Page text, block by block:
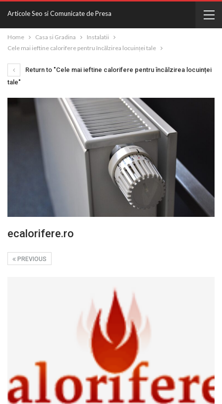
Articole Seo si Comunicate de Presa
Home Casa si Gradina
Instalatii
Cele mai ieftine calorifere pentru încălzirea locuinței tale
Return to "Cele mai ieftine calorifere pentru încălzirea locuinței
tale"
ecalorifere.ro
PREVIOUS